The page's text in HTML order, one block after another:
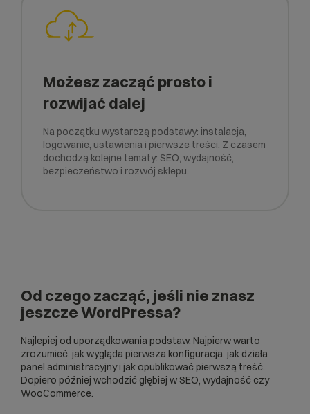
Możesz zacząć prosto i
rozwijać dalej
Na początku wystarczą podstawy: instalacja,
logowanie, ustawienia i pierwsze treści. Z czasem
dochodzą kolejne tematy: SEO, wydajność,
bezpieczeństwo i rozwój sklepu.
Od czego zacząć, jeśli nie znasz
jeszcze WordPressa?
Najlepiej od uporządkowania podstaw. Najpierw warto
zrozumieć, jak wygląda pierwsza konfiguracja, jak działa
panel administracyjny i jak opublikować pierwszą treść.
Dopiero później wchodzić głębiej w SEO, wydajność czy
WooCommerce.